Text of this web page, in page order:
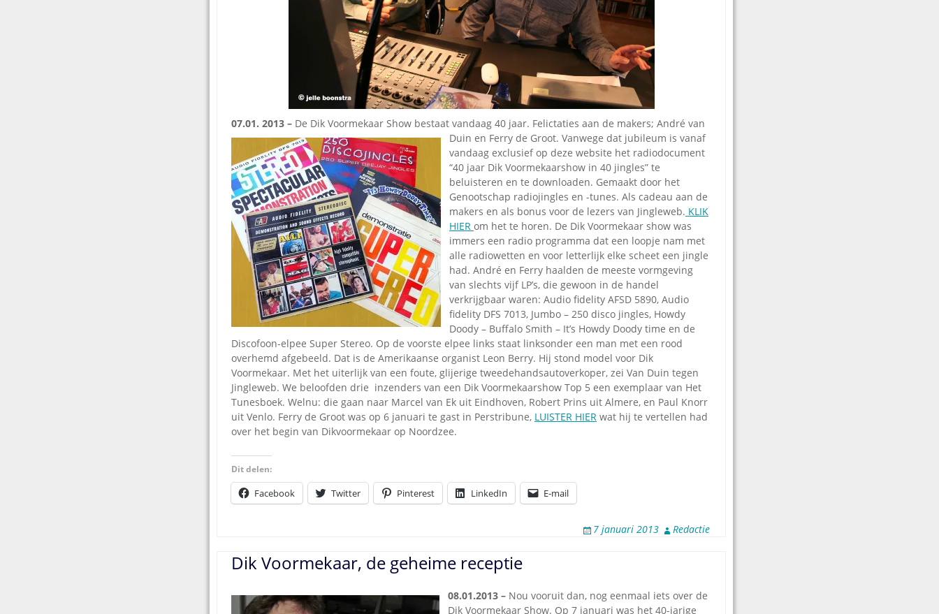
07.01. 2013 – De Dik Voormekaar Show bestaat vandaag 40 jaar. Felictaties aan de makers; André van
Duin en Ferry de Groot. Vanwege dat jubileum is vanaf
vandaag exclusief op deze website het radiodocument
“40 jaar Dik Voormekaarshow in 40 jingles” te
beluisteren en te downloaden. Gemaakt door het
Genootschap radiojingles en -tunes. Als cadeau aan de
makers en als bonus voor de lezers van Jingleweb. KLIK
HIER om het te horen. De Dik Voormekaar show was
immers een radio programma dat een loopje nam met
alle radiowetten en voor letterlijk elke scheet een jingle
had. André en Ferry haalden de meeste vormgeving
van slechts vijf LP’s, die gewoon in de handel
verkrijgbaar waren: Audio fidelity AFSD 5890, Audio
fidelity DFS 7013, Jumbo – 250 disco jingles, Howdy
Doody – Buffalo Smith – It’s Howdy Doody time en de
Discofoon-elpee Super Stereo. Op de voorste elpee links staat linksonder een man met een rood
overhemd afgebeeld. Dat is de Amerikaanse organist Leon Berry. Hij stond model voor Dik
Voormekaar. Met het uiterlijk van een foute, glijerige tweedehandsautoverkoper, zei Van Duin tegen
Jingleweb. We beloofden drie inzenders van een Dik Voormekaarshow Top 5 een exemplaar van Het
Tunesboek. Welnu: die gaan naar Marcel van Ek uit Eindhoven, Robert Prins uit Almere, en Paul Knorr
uit Venlo. Ferry de Groot was op 6 januari te gast in Perstribune, LUISTER HIER wat hij te vertellen had
over het begin van Dikvoormekaar op Noordzee.
Dit delen:
Facebook Twitter Pinterest LinkedIn E-mail
7 januari 2013 Redactie
Dik Voormekaar, de geheime receptie
08.01.2013 – Nou vooruit dan, nog eenmaal iets over de
Dik Voormekaar Show. Op 7 januari was het 40-jarige